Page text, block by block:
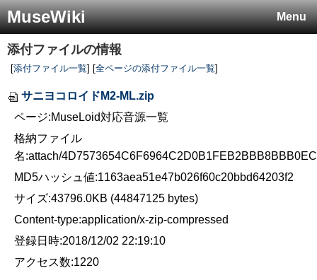
Menu
MuseWiki
添付ファイルの情報
[添付ファイル一覧] [全ページの添付ファイル一覧]
サニヨコロイドM2-ML.zip
ページ:MuseLoid対応音源一覧
格納ファイル
名:attach/
MD5ハッシュ値:1163aea51e47b026f60c20bbd64203f2
サイズ:43796.0KB (44847125 bytes)
Content-type:application/x-zip-compressed
登録日時:2018/12/02 22:19:10
アクセス数:1220